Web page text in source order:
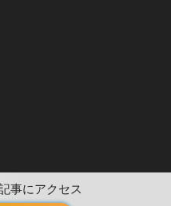
事にアクセス